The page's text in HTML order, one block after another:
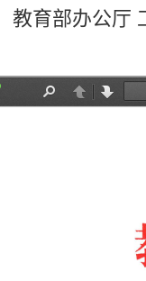
教育部办公厅